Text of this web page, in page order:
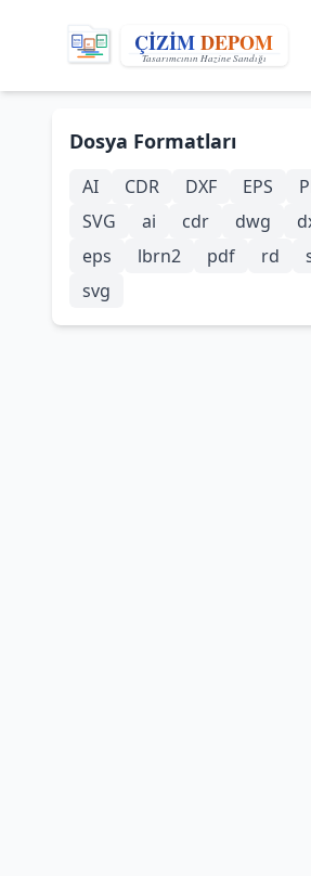
Dosya Formatları
AI CDR DXF EPS
SVG
ai cdr dwg
eps
lbrn2 pdf rd
svg